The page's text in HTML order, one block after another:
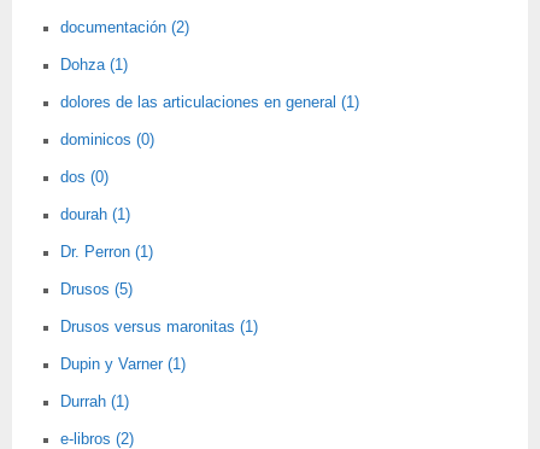
documentación (2)
Dohza (1)
dolores de las articulaciones en general (1)
dominicos (0)
dos (0)
dourah (1)
Dr. Perron (1)
Drusos (5)
Drusos versus maronitas (1)
Dupin y Varner (1)
Durrah (1)
e-libros (2)